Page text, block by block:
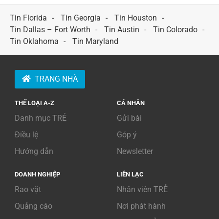
Tin Florida
Tin Georgia
Tin Houston
Tin Dallas – Fort Worth
Tin Austin
Tin Colorado
Tin Oklahoma
Tin Maryland
TRANG NHÀ
THỂ LOẠI A-Z
Danh mục TRẺ
Điều lệ
Hướng dẫn
CÁ NHÂN
Gửi bài
Góp ý
Newsletter
DOANH NGHIỆP
Rao vặt
Quảng cáo
LIÊN LẠC
Nhân viên TRẺ
Nơi phát hành